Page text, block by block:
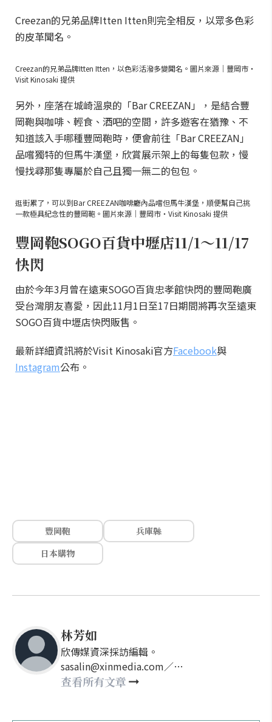
Creezan的兄弟品牌Itten Itten則完全相反，以眾多色彩
的皮革聞名。
Creezan的兄弟品牌Itten Itten，以色彩活潑多變聞名。圖片來源｜豐岡市・
Visit Kinosaki 提供
另外，座落在城崎溫泉的「Bar CREEZAN」，是結合豐
岡鞄與咖啡、輕食、酒吧的空間，許多遊客在猶豫、不
知道該入手哪種豐岡鞄時，便會前往「Bar CREEZAN」
品嚐獨特的但馬牛漢堡，欣賞展示架上的每隻包款，慢
慢找尋那隻專屬於自己且獨一無二的包包。
逛街累了，可以到Bar CREEZAN咖啡廳內品嚐但馬牛漢堡，順便幫自己挑
一款極具紀念性的豐岡鞄。圖片來源｜豐岡市・Visit Kinosaki 提供
豐岡鞄SOGO百貨中壢店11/1～11/17
快閃
由於今年3月曾在遠東SOGO百貨忠孝館快閃的豐岡鞄廣
受台灣朋友喜愛，因此11月1日至17日期間將再次至遠東
SOGO百貨中壢店快閃販售。
最新詳細資訊將於Visit Kinosaki官方Facebook與
Instagram公布。
豐岡鞄
兵庫縣
日本購物
林芳如
欣傳媒資深採訪編輯。
sasalin@xinmedia.com／
happy21917@gmail.com
查看所有文章